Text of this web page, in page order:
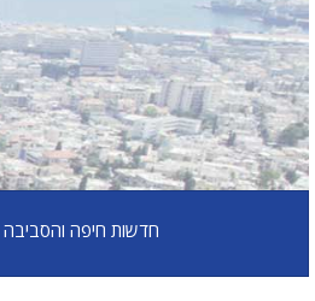
חדשות חיפה והסביבה